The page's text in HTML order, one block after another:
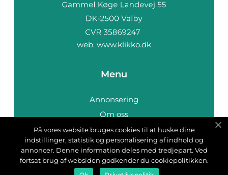
web: www.klikko.dk
Menu
Annonsering
Om oss
Cookies
Kontakta oss
Sitemap
På vores website bruges cookies til at huske dine
indstillinger, statistik og personalisering af indhold og
annoncer. Denne information deles med tredjepart. Ved
fortsat brug af websiden godkender du cookiepolitikken.